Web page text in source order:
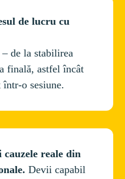
de lucru cu
de la stabilirea
finală, astfel încât
reale din
Devii capabil